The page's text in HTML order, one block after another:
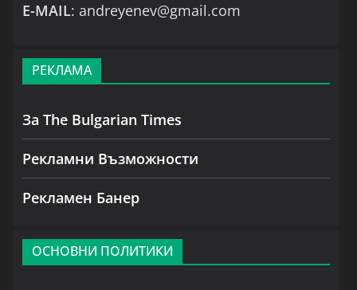
Е-MAIL: andreyenev@gmail.com
РЕКЛАМА
За The Bulgarian Times
Рекламни Възможности
Рекламен Банер
ОСНОВНИ ПОЛИТИКИ